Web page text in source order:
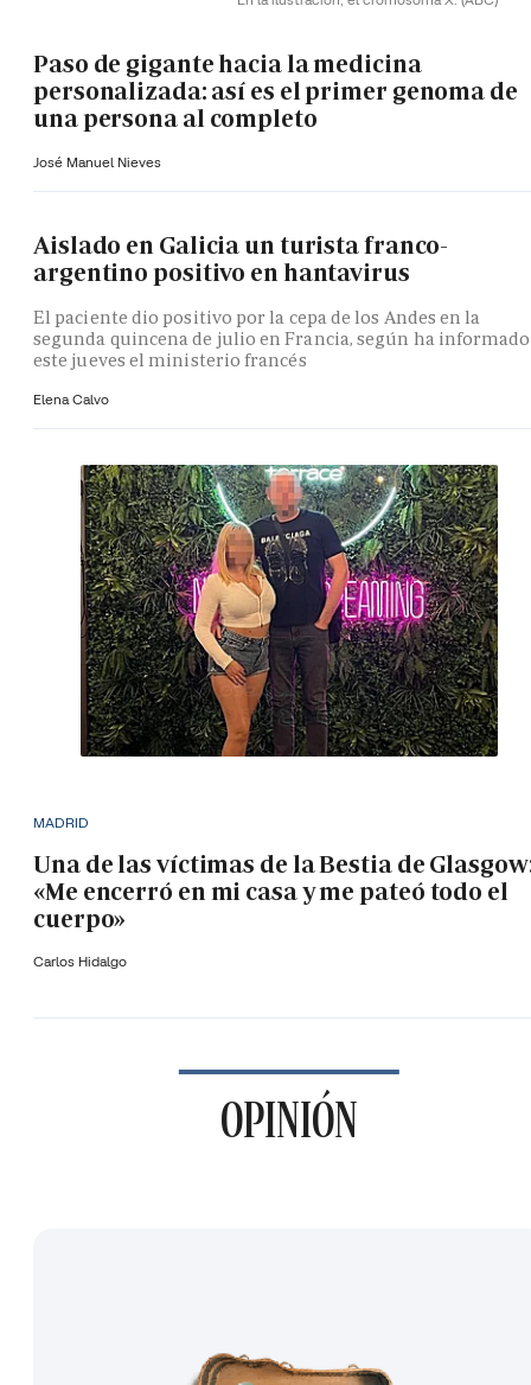
Paso de gigante hacia la medicina
personalizada: así es el primer genoma de
una persona al completo
José Manuel Nieves
Aislado en Galicia un turista franco-
argentino positivo en hantavirus
El paciente dio positivo por la cepa de los Andes en la
segunda quincena de julio en Francia, según ha informado
este jueves el ministerio francés
Elena Calvo
MADRID
Una de las víctimas de la Bestia de
«Me encerró en mi casa y me pateó todo el
cuerpo»
Carlos Hidalgo
OPINIÓN